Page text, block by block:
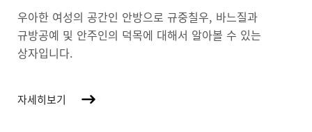
우아한 여성의 공간인 안방으로 규중칠우, 바느질과
규방공예 및 안주인의 덕목에 대해서 알아볼 수 있는
상자입니다.
자세히보기